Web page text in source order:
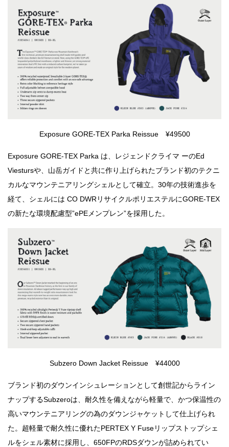
Exposure GORE-TEX Parka Reissue ¥49500
Exposure GORE-TEX Parka は、レジェンドクライマ ーのEd
Viestursや、山岳ガイドと共に作り上げられたブランド初のテクニ
カルなマウンテニアリングシェルとして確立。30年の技術進歩を
経て、シェルには CO DWRリサイクルポリエステルにGORE-TEX
の新たな環境配慮型”ePEメンプレン”を採用した。
Subzero Down Jacket Reissue ¥44000
ブランド初のダウンインシュレーションとして創世記からライン
ナップするSubzeroは、耐久性を備えながら軽量で、かつ保温性の
高いマウンテニアリングの為のダウンジャケットして仕上げられ
た。超軽量で耐久性に優れたPERTEX Y Fuseリップストップシェ
ルをシェル素材に採用し、650FPのRDSダウンが詰められてい